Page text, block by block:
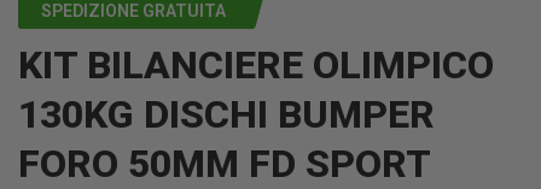
SPEDIZIONE GRATUITA
KIT BILANCIERE OLIMPICO
130KG DISCHI BUMPER
FORO 50MM FD SPORT